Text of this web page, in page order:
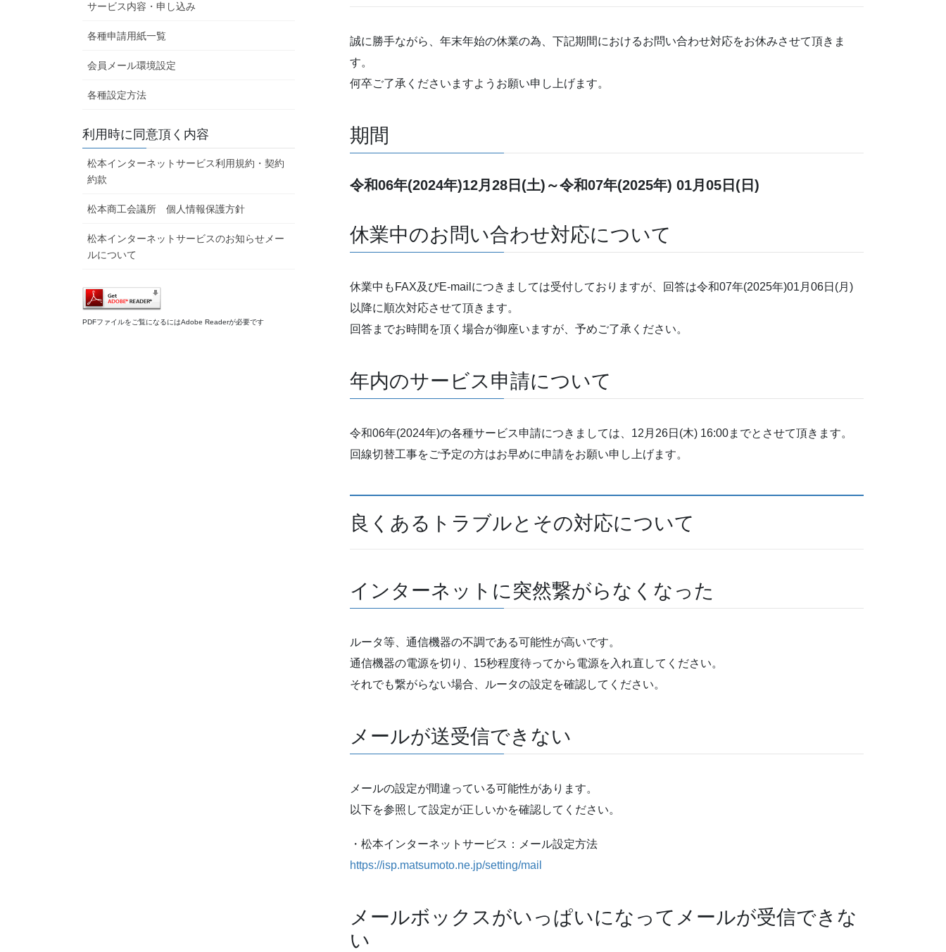
誠に勝手ながら、年末年始の休業の為、下記期間におけるお問い合わせ対応をお休みさせて頂きま
す。
何卒ご了承くださいますようお願い申し上げます。
期間
令和06年(2024年)12月28日(土)～令和07年(2025年) 01月05日(日)
休業中のお問い合わせ対応について
休業中もFAX及びE-mailにつきましては受付しておりますが、回答は令和07年(2025年)01月06日(月)
以降に順次対応させて頂きます。
回答までお時間を頂く場合が御座いますが、予めご了承ください。
年内のサービス申請について
令和06年(2024年)の各種サービス申請につきましては、12月26日(木) 16:00までとさせて頂きます。
回線切替工事をご予定の方はお早めに申請をお願い申し上げます。
良くあるトラブルとその対応について
インターネットに突然繋がらなくなった
ルータ等、通信機器の不調である可能性が高いです。
通信機器の電源を切り、15秒程度待ってから電源を入れ直してください。
それでも繋がらない場合、ルータの設定を確認してください。
メールが送受信できない
メールの設定が間違っている可能性があります。
以下を参照して設定が正しいかを確認してください。
・松本インターネットサービス：メール設定方法
https://isp.matsumoto.ne.jp/setting/mail
メールボックスがいっぱいになってメールが受信できな
い
サービス内容・申し込み
各種申請用紙一覧
会員メール環境設定
各種設定方法
利用時に同意頂く内容
松本インターネットサービス利用規約・契約
約款
松本商工会議所 個人情報保護方針
松本インターネットサービスのお知らせメー
ルについて
PDFファイルをご覧になるにはAdobe Readerが必要です